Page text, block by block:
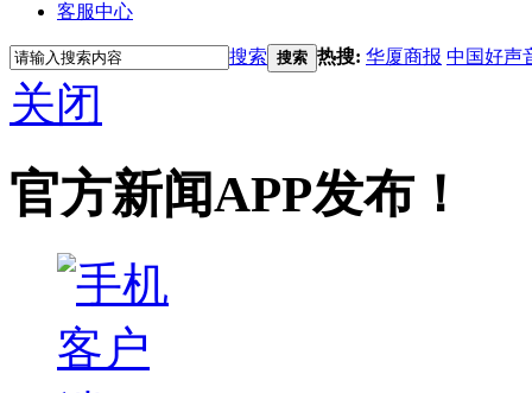
客服中心
搜索 搜索 热搜: 华厦商报 中国好声
关闭
官方新闻APP发布！